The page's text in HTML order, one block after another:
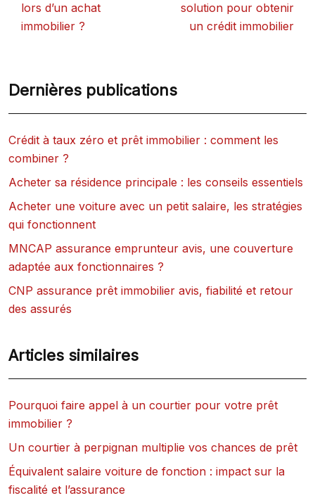
lors d’un achat
immobilier ?
solution pour obtenir
un crédit immobilier
Dernières publications
Crédit à taux zéro et prêt immobilier : comment les
combiner ?
Acheter sa résidence principale : les conseils essentiels
Acheter une voiture avec un petit salaire, les stratégies
qui fonctionnent
MNCAP assurance emprunteur avis, une couverture
adaptée aux fonctionnaires ?
CNP assurance prêt immobilier avis, fiabilité et retour
des assurés
Articles similaires
Pourquoi faire appel à un courtier pour votre prêt
immobilier ?
Un courtier à perpignan multiplie vos chances de prêt
Équivalent salaire voiture de fonction : impact sur la
fiscalité et l’assurance